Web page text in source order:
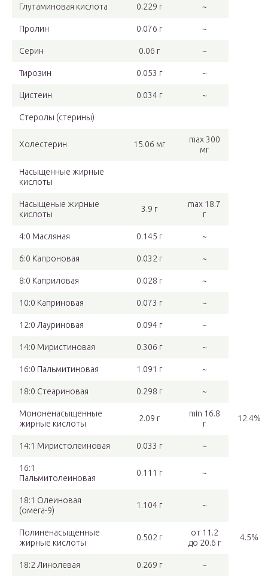
Глутаминовая кислота 0.229 г ~
Пролин 0.076 г ~
Серин 0.06 г ~
Тирозин 0.053 г ~
Цистеин 0.034 г ~
Стеролы (стерины)
Холестерин 15.06 мг
max 300
мг
Насыщенные жирные
кислоты
Насыщеные жирные
кислоты
3.9 г
max 18.7
г
4:0 Масляная 0.145 г ~
6:0 Капроновая 0.032 г ~
8:0 Каприловая 0.028 г ~
10:0 Каприновая 0.073 г ~
12:0 Лауриновая 0.094 г ~
14:0 Миристиновая 0.306 г ~
16:0 Пальмитиновая 1.091 г ~
18:0 Стеариновая 0.298 г ~
Мононенасыщенные
жирные кислоты
2.09 г
min 16.8
г
12.4%
14:1 Миристолеиновая 0.033 г ~
16:1
Пальмитолеиновая
0.111 г ~
18:1 Олеиновая
(омега-9)
1.104 г ~
Полиненасыщенные
жирные кислоты
0.502 г
от 11.2
до 20.6 г
4.5%
18:2 Линолевая 0.269 г ~